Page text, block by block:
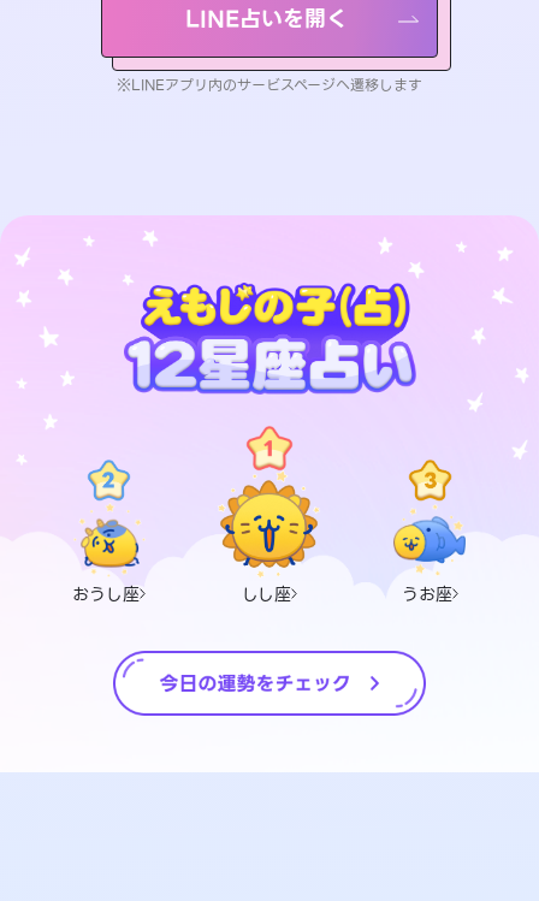
LINE占いを開く
※LINEアプリ内のサービスページへ遷移します
おうし座 しし座 うお座